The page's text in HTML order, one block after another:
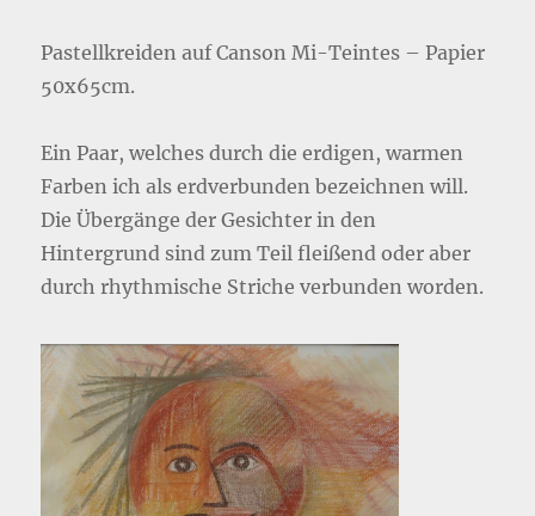
Pastellkreiden auf Canson Mi-Teintes – Papier
50x65cm.
Ein Paar, welches durch die erdigen, warmen
Farben ich als erdverbunden bezeichnen will.
Die Übergänge der Gesichter in den
Hintergrund sind zum Teil fleißend oder aber
durch rhythmische Striche verbunden worden.